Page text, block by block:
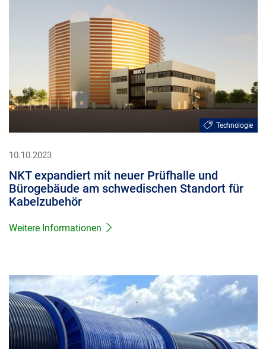
Technologie
10.10.2023
NKT expandiert mit neuer Prüfhalle und
Bürogebäude am schwedischen Standort für
Kabelzubehör
Weitere Informationen